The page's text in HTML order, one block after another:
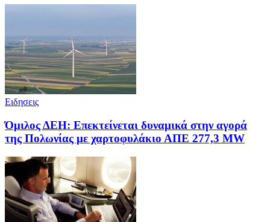
Ειδησεις
Όμιλος ΔΕΗ: Επεκτείνεται δυναμικά στην αγορά
της Πολωνίας με χαρτοφυλάκιο ΑΠΕ 277,3 MW